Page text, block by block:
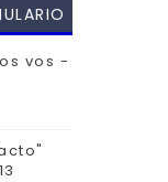
vos -